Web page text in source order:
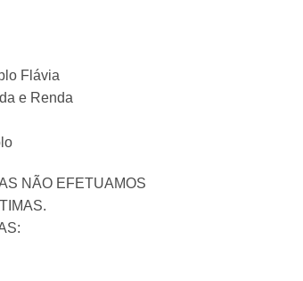
Flávia
e Renda
NÃO EFETUAMOS